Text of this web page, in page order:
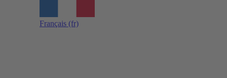
Français (fr)